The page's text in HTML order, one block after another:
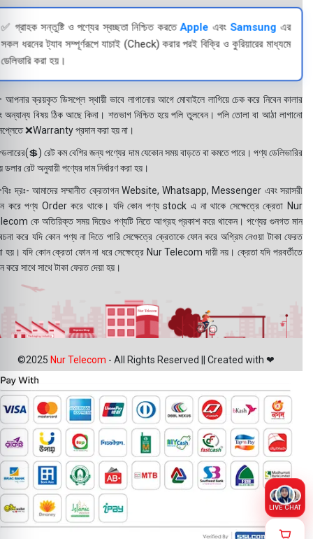
✅ গ্রাহক সন্তুষ্টি ও পণ্যের স্বচ্ছতা নিশ্চিত করতেApple এবংSamsung এর
সকল ধরনের ট্যাব সম্পূর্ণরূপে যাচাই (Check) করার পরই বিক্রি ও কুরিয়ারের মাধ্যমে
ডেলিভারি করা হয়।
ক্রয়কৃত ডিসপ্লে স্থায়ী ভাবে লাগানোর আগে মোবাইলে লাগিয়ে চেক করে নিবেন কালার
অন্যান্য বিষয় ঠিক আছে কিনা। শতভাগ নিশ্চিত হয়ে পলি তুলবেন। পলি তোলা বা আঠা লাগানো
❌Warranty প্রদান করা হয় না।
রেট কম বেশির জন্য পণ্যের দাম যেকোন সময় বাড়তে বা কমতে পারে। পণ্য ডেলিভারির
ডলার রেট অনুযায়ী পণ্যের দাম নির্ধারণ করা হয়।
দ্রঃ- আমাদের সম্মানীত ক্রেতাগন Website, Whatsapp, Messenger এবং সরাসরী
করে পণ্য Order করে থাকে। যদি কোন পণ্য stock এ না থাকে সেক্ষেত্রে ক্রেতা Nur
কে অতিরিক্ত সময় দিয়েও পণ্যটি নিতে আগ্রহ প্রকাশ করে থাকেন। পণ্যের গুনগত মান
করে যদি কোন পণ্য না দিতে পারি সেক্ষেত্রে ক্রেতাকে ফোন করে অগ্রিম নেওয়া টাকা ফেরত
হয়। যদি কোন ক্রেতা ফোন না ধরে সেক্ষেত্রে Nur Telecom দায়ী নয়। ক্রেতা যদি পরবর্তীতে
করে সাথে সাথে টাকা ফেরত দেয়া হয়।
©2025 Nur Telecom - All Rights Reserved || Created with ❤
LIVE CHAT